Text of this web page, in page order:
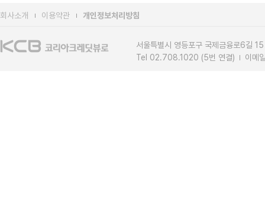
회사소개 이용약관 개인정보처리방침
서울특별시 영등포구 국제금융로6길
Tel 02.708.1020 (5번 연결)
이메